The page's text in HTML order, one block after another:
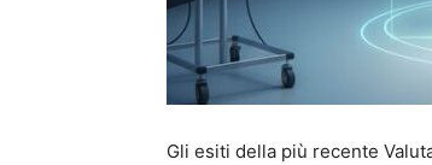
Gli esiti della più recente